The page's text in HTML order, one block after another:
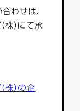
わせは、
株）にて承
株）の企